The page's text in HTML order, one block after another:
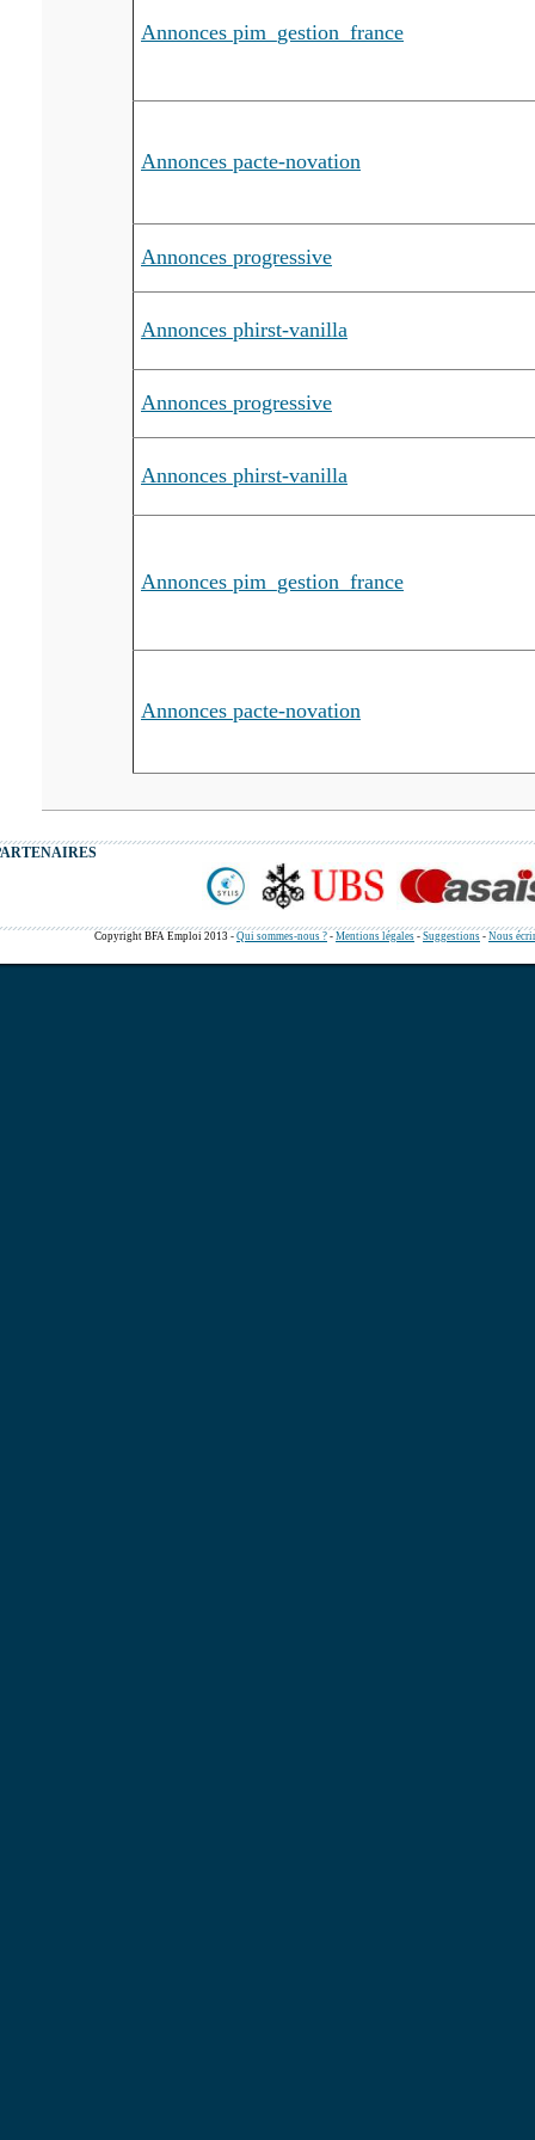
Annonces pim_gestion_france
Annonces pacte-novation
Annonces progressive
Annonces phirst-vanilla
Annonces progressive
Annonces phirst-vanilla
Annonces pim_gestion_france
Annonces pacte-novation
Copyright BFA Emploi 2013 - Qui sommes-nous ? - Mentions légales - Suggestions - Nous